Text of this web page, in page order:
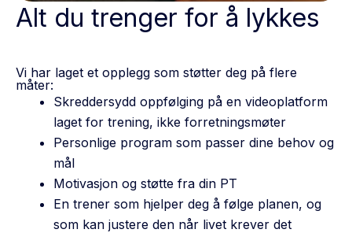
Alt du trenger for å lykkes
Vi har laget et opplegg som støtter deg på flere
måter:
Skreddersydd oppfølging på en videoplatform
laget for trening, ikke forretningsmøter
Personlige program som passer dine behov og
mål
Motivasjon og støtte fra din PT
En trener som hjelper deg å følge planen, og
som kan justere den når livet krever det